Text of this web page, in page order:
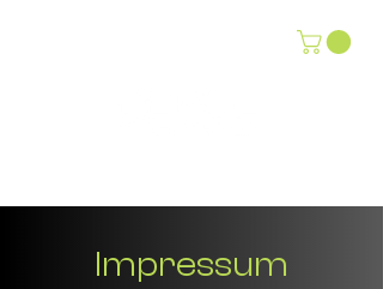
Impressum